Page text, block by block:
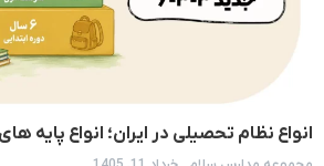
انواع نظام تحصیلی در ایران؛ انواع پایه